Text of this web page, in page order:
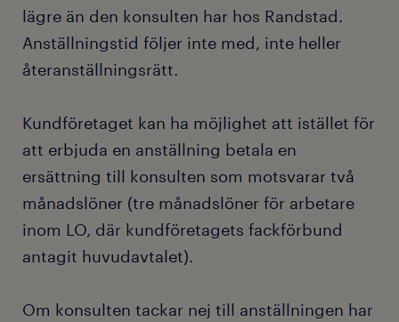
lägre än den konsulten har hos Randstad.
Anställningstid följer inte med, inte heller
återanställningsrätt.
Kundföretaget kan ha möjlighet att istället för
att erbjuda en anställning betala en
ersättning till konsulten som motsvarar två
månadslöner (tre månadslöner för arbetare
inom LO, där kundföretagets fackförbund
antagit huvudavtalet).
Om konsulten tackar nej till anställningen har